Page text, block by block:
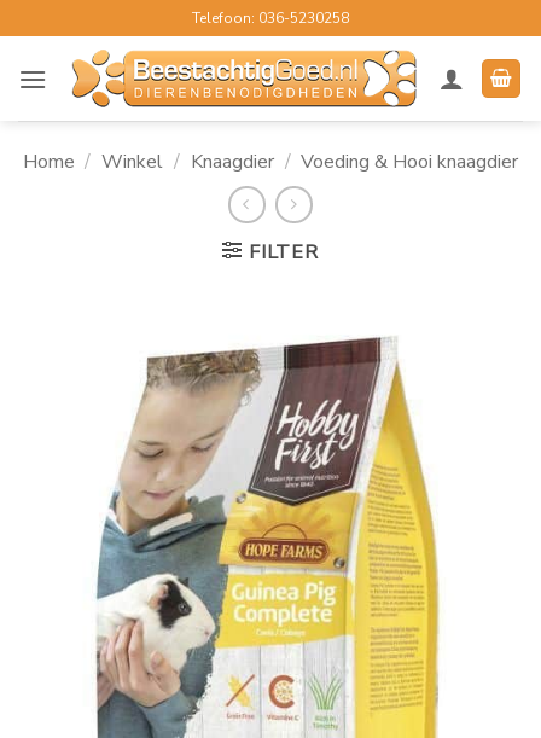
naar
inhoud
Telefoon: 036-5230258
Home / Winkel / Knaagdier / Voeding & Hooi knaagdier
FILTER